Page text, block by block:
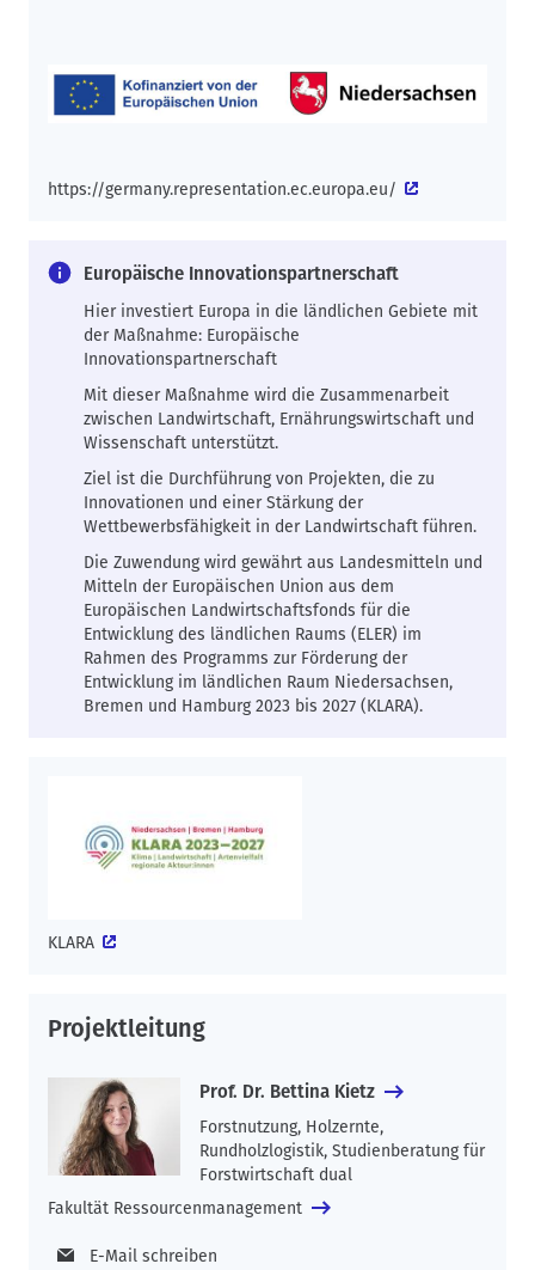
https://germany.representation.ec.europa.eu/
Europäische Innovationspartnerschaft
Hier investiert Europa in die ländlichen Gebiete mit
der Maßnahme: Europäische
Innovationspartnerschaft
Mit dieser Maßnahme wird die Zusammenarbeit
zwischen Landwirtschaft, Ernährungswirtschaft und
Wissenschaft unterstützt.
Ziel ist die Durchführung von Projekten, die zu
Innovationen und einer Stärkung der
Wettbewerbsfähigkeit in der Landwirtschaft führen.
Die Zuwendung wird gewährt aus Landesmitteln und
Mitteln der Europäischen Union aus dem
Europäischen Landwirtschaftsfonds für die
Entwicklung des ländlichen Raums (ELER) im
Rahmen des Programms zur Förderung der
Entwicklung im ländlichen Raum Niedersachsen,
Bremen und Hamburg 2023 bis 2027 (KLARA).
KLARA
Projektleitung
Prof. Dr. Bettina Kietz
Forstnutzung, Holzernte,
Rundholzlogistik, Studienberatung für
Forstwirtschaft dual
Fakultät Ressourcenmanagement
E-Mail schreiben